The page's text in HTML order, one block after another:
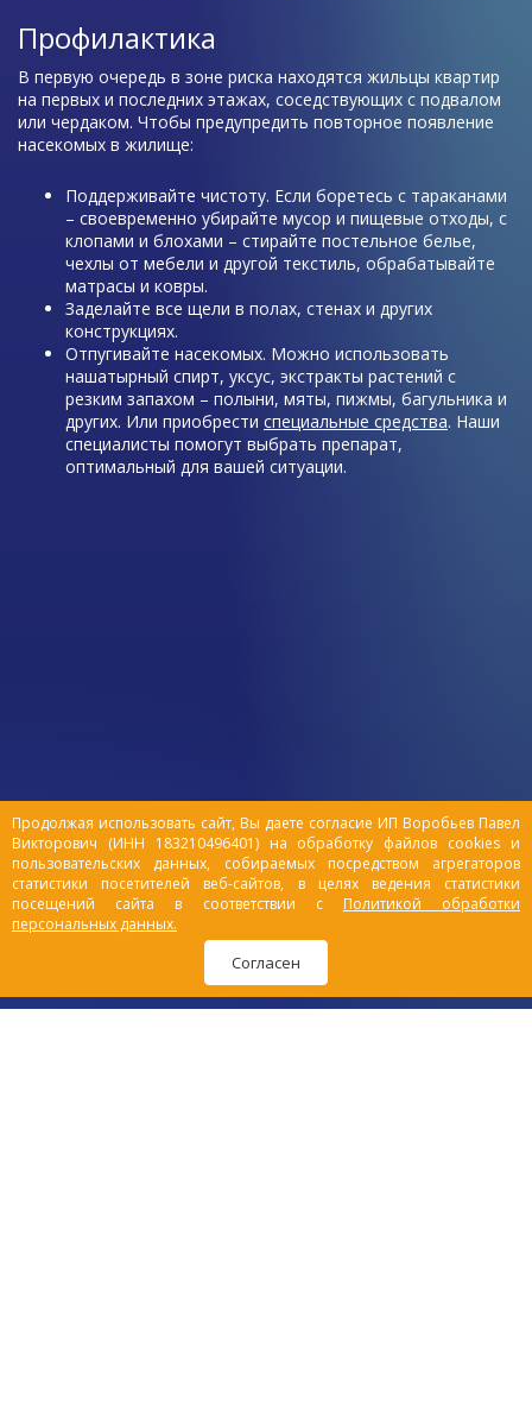
Продолжая использовать сайт, Вы даете согласие ИП Воробьев Павел
Викторович (ИНН 183210496401) на обработку файлов cookies и
пользовательских данных, собираемых посредством агрегаторов
статистики посетителей веб-сайтов, в целях ведения статистики
посещений сайта в соответствии с Политикой обработки
персональных данных.
Согласен
Профилактика
В первую очередь в зоне риска находятся жильцы квартир
на первых и последних этажах, соседствующих с подвалом
или чердаком. Чтобы предупредить повторное появление
насекомых в жилище:
Поддерживайте чистоту. Если боретесь с тараканами
– своевременно убирайте мусор и пищевые отходы, с
клопами и блохами – стирайте постельное белье,
чехлы от мебели и другой текстиль, обрабатывайте
матрасы и ковры.
Заделайте все щели в полах, стенах и других
конструкциях.
Отпугивайте насекомых. Можно использовать
нашатырный спирт, уксус, экстракты растений с
резким запахом – полыни, мяты, пижмы, багульника и
других. Или приобрести специальные средства. Наши
специалисты помогут выбрать препарат,
оптимальный для вашей ситуации.